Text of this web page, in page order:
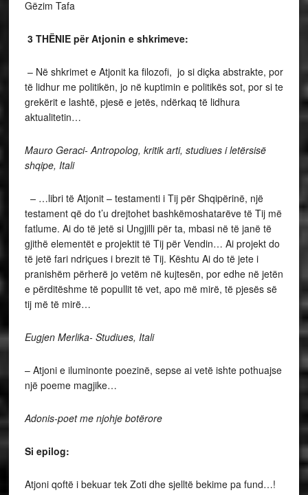
Gëzim Tafa
3 THËNIE për Atjonin e shkrimeve:
– Në shkrimet e Atjonit ka filozofi, jo si diçka abstrakte, por
të lidhur me politikën, jo në kuptimin e politikës sot, por si te
grekërit e lashtë, pjesë e jetës, ndërkaq të lidhura
aktualitetin…
Mauro Geraci- Antropolog, kritik arti, studiues i letërsisë
shqipe, Itali
– …libri të Atjonit – testamenti i Tij për Shqipërinë, një
testament që do t’u drejtohet bashkëmoshatarëve të Tij më
fatlume. Ai do të jetë si Ungjilli për ta, mbasi në të janë të
gjithë elementët e projektit të Tij për Vendin… Ai projekt do
të jetë fari ndriçues i brezit të Tij. Kështu Ai do të jete i
pranishëm përherë jo vetëm në kujtesën, por edhe në jetën
e përditëshme të popullit të vet, apo më mirë, të pjesës së
tij më të mirë…
Eugjen Merlika- Studiues, Itali
– Atjoni e iluminonte poezinë, sepse ai vetë ishte pothuajse
një poeme magjike…
Adonis-poet me njohje botërore
Si epilog:
Atjoni qoftë i bekuar tek Zoti dhe sjelltë bekime pa fund…!